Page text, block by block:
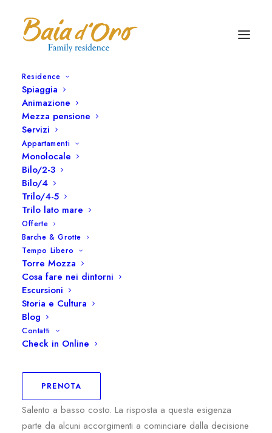
Residence
Spiaggia
Animazione
Mezza pensione
Servizi
Appartamenti
Monolocale
Bilo/2-3
Bilo/4
Trilo/4-5
Trilo lato mare
Offerte
Barche & Grotte
Tempo Libero
Torre Mozza
Cosa fare nei dintorni
Escursioni
Storia e Cultura
Blog
Contatti
Check in Online
PRENOTA
Vacanze nel Salento a
15 AGOSTO 2016
Salento a basso costo. La risposta a questa esigenza
parte da alcuni accorgimenti a cominciare dalla decisione